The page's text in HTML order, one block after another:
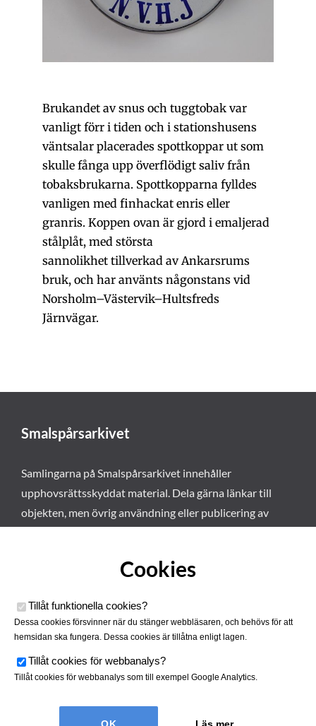
Brukandet av snus och tuggtobak var
vanligt förr i tiden och i stationshusens
väntsalar placerades spottkoppar ut som
skulle fånga upp överflödigt saliv från
tobaksbrukarna. Spottkopparna fylldes
vanligen med finhackat enris eller
granris. Koppen ovan är gjord i emaljerad
stålplåt, med största
sannolikhet tillverkad av Ankarsrums
bruk, och har använts någonstans vid
Norsholm–Västervik–Hultsfreds
Järnvägar.
Smalspårsarkivet
Samlingarna på Smalspårsarkivet innehåller
upphovsrättsskyddat material. Dela gärna länkar till
objekten, men övrig användning eller publicering av
Smalspårsarkivet drivs av Tjustbygdens Järnvägsförening
Cookies
Tillåt funktionella cookies?
Dessa cookies försvinner när du stänger webbläsaren, och behövs för att
hemsidan ska fungera. Dessa cookies är tillåtna enligt lagen.
Tillåt cookies för webbanalys?
Tillåt cookies för webbanalys som till exempel Google Analytics.